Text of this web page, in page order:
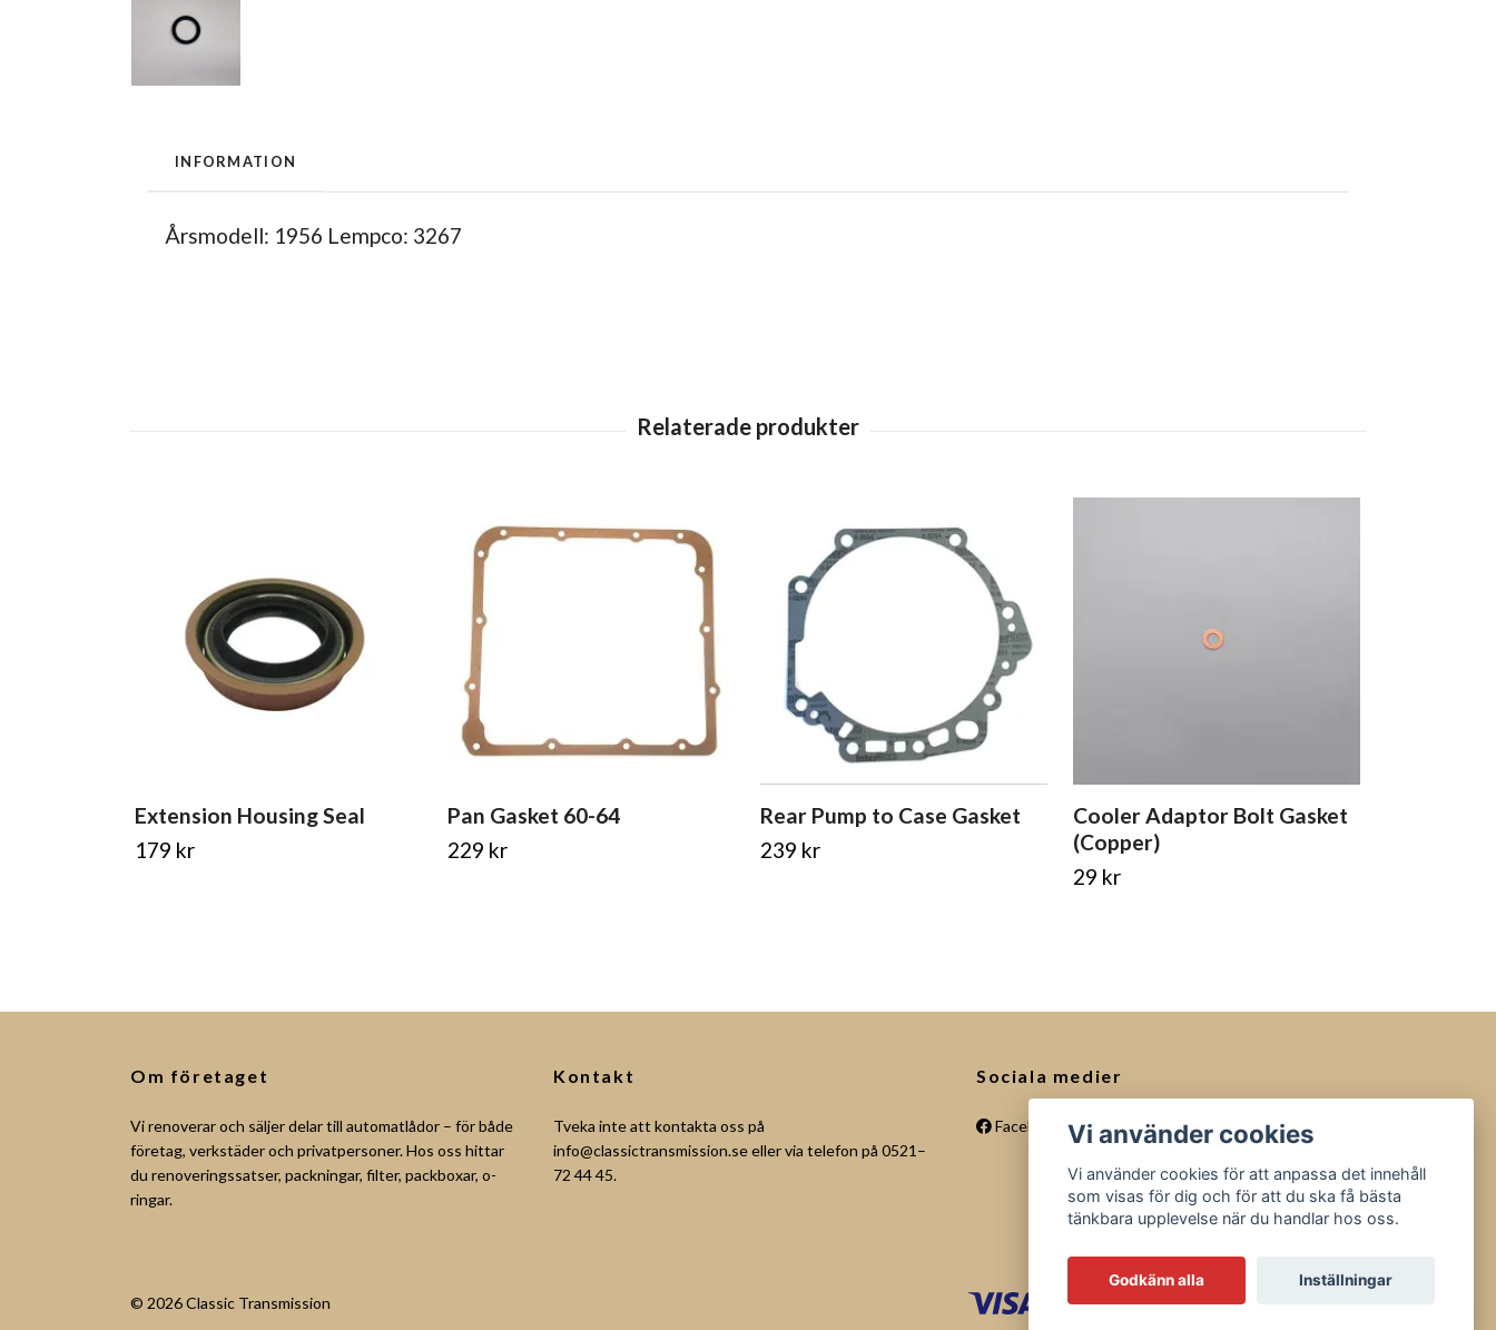
INFORMATION
Årsmodell: 1956 Lempco: 3267
Extension Housing Seal
179 kr
Pan Gasket 60-64
229 kr
Rear Pump to Case Gasket
239 kr
Cooler Adaptor Bolt Gasket
(Copper)
29 kr
Om företaget
Vi renoverar och säljer delar till automatlådor – för både
företag, verkstäder och privatpersoner. Hos oss hittar
du renoveringssatser, packningar, filter, packboxar, o-
ringar.
Kontakt
Tveka inte att kontakta oss på
info@classictransmission.seeller via telefon på 0521–
72 44 45.
Sociala medier
Facebook
© 2026 Classic Transmission
Vi använder cookies
Vi använder cookies för att anpassa det innehåll
som visas för dig och för att du ska få bästa
tänkbara upplevelse när du handlar hos oss.
Godkänn alla Inställningar